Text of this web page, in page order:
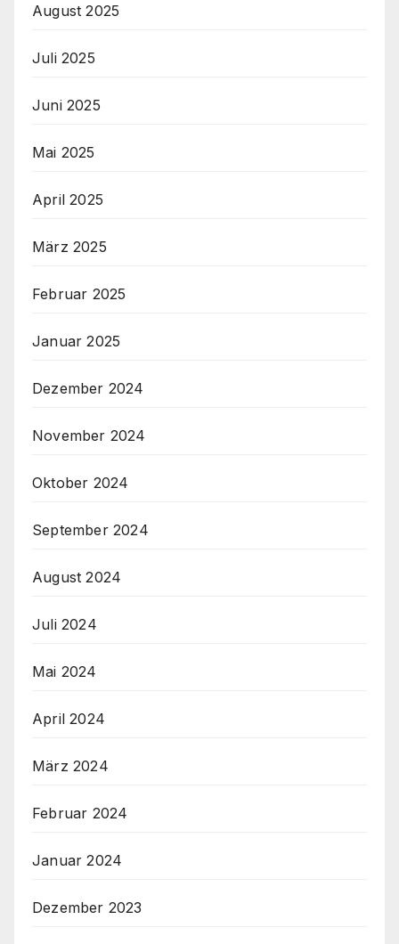
August 2025
Juli 2025
Juni 2025
Mai 2025
April 2025
März 2025
Februar 2025
Januar 2025
Dezember 2024
November 2024
Oktober 2024
September 2024
August 2024
Juli 2024
Mai 2024
April 2024
März 2024
Februar 2024
Januar 2024
Dezember 2023